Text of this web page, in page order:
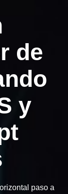
de
y
paso a